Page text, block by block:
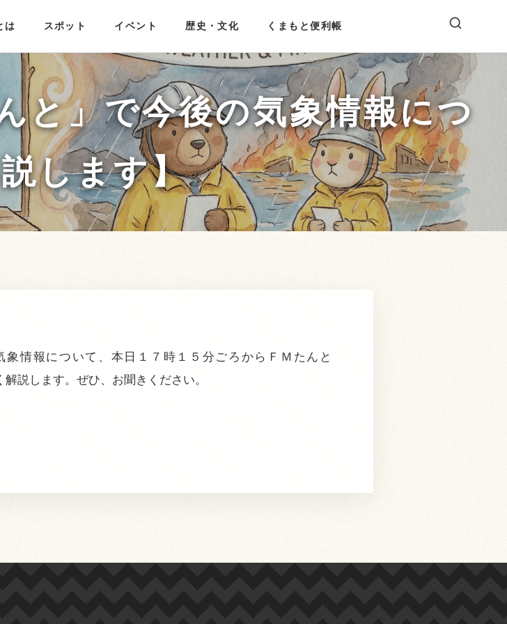
は スポット イベント 歴史・文化 くまもと便利帳
と」で今後の気象情報につ
します】
情報について、本日１７時１５分ごろからＦＭたんと
説します。ぜひ、お聞きください。